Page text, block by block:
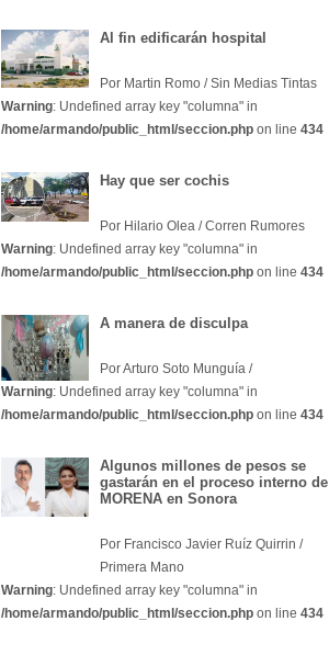
Al fin edificarán hospital
Por Martin Romo / Sin Medias Tintas
Warning: Undefined array key "columna" in
/home/armando/public_html/seccion.php on line 434
Hay que ser cochis
Por Hilario Olea / Corren Rumores
Warning: Undefined array key "columna" in
/home/armando/public_html/seccion.php on line 434
A manera de disculpa
Por Arturo Soto Munguía /
Warning: Undefined array key "columna" in
/home/armando/public_html/seccion.php on line 434
Algunos millones de pesos se
gastarán en el proceso interno de
MORENA en Sonora
Por Francisco Javier Ruíz Quirrin /
Primera Mano
Warning: Undefined array key "columna" in
/home/armando/public_html/seccion.php on line 434